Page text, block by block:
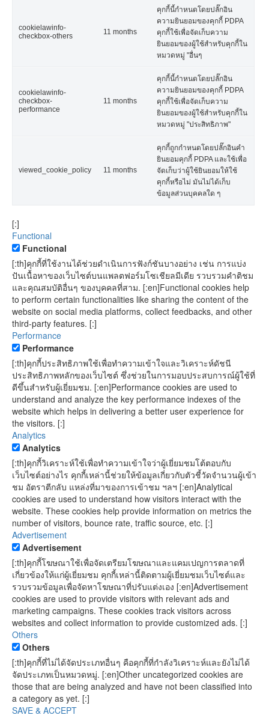
cookielawinfo-
checkbox-others
11 months
คุกกี้นี้กำหนดโดยปลั๊กอิน
ความยินยอมของคุกกี้ PDPA
คุกกี้ใช้เพื่อจัดเก็บความ
ยินยอมของผู้ใช้สำหรับคุกกี้ใน
หมวดหมู่ "อื่นๆ
cookielawinfo-
checkbox-
performance
11 months
คุกกี้นี้กำหนดโดยปลั๊กอิน
ความยินยอมของคุกกี้ PDPA
คุกกี้ใช้เพื่อจัดเก็บความ
ยินยอมของผู้ใช้สำหรับคุกกี้ใน
หมวดหมู่ "ประสิทธิภาพ"
viewed_cookie_policy 11 months
คุกกี้ถูกกำหนดโดยปลั๊กอินคำ
ยินยอมคุกกี้ PDPA และใช้เพื่อ
จัดเก็บว่าผู้ใช้ยินยอมให้ใช้
คุกกี้หรือไม่ มันไม่ได้เก็บ
ข้อมูลส่วนบุคคลใด ๆ
[:]
Functional
Functional
[:th]คุกกี้ที่ใช้งานได้ช่วยดำเนินการฟังก์ชันบางอย่าง เช่น การแบ่ง
ปันเนื้อหาของเว็บไซต์บนแพลตฟอร์มโซเชียลมีเดีย รวบรวมคำติชม
และคุณสมบัติอื่นๆ ของบุคคลที่สาม. [:en]Functional cookies help
to perform certain functionalities like sharing the content of the
website on social media platforms, collect feedbacks, and other
third-party features. [:]
Performance
Performance
[:th]คุกกี้ประสิทธิภาพใช้เพื่อทำความเข้าใจและวิเคราะห์ดัชนี
ประสิทธิภาพหลักของเว็บไซต์ ซึ่งช่วยในการมอบประสบการณ์ผู้ใช้ที่
ดีขึ้นสำหรับผู้เยี่ยมชม. [:en]Performance cookies are used to
understand and analyze the key performance indexes of the
website which helps in delivering a better user experience for
the visitors. [:]
Analytics
Analytics
[:th]คุกกี้วิเคราะห์ใช้เพื่อทำความเข้าใจว่าผู้เยี่ยมชมโต้ตอบกับ
เว็บไซต์อย่างไร คุกกี้เหล่านี้ช่วยให้ข้อมูลเกี่ยวกับตัวชี้วัดจำนวนผู้เข้า
ชม อัตราตีกลับ แหล่งที่มาของการเข้าชม ฯลฯ [:en]Analytical
cookies are used to understand how visitors interact with the
website. These cookies help provide information on metrics the
number of visitors, bounce rate, traffic source, etc. [:]
Advertisement
Advertisement
[:th]คุกกี้โฆษณาใช้เพื่อจัดเตรียมโฆษณาและแคมเปญการตลาดที่
เกี่ยวข้องให้แก่ผู้เยี่ยมชม คุกกี้เหล่านี้ติดตามผู้เยี่ยมชมเว็บไซต์และ
รวบรวมข้อมูลเพื่อจัดหาโฆษณาที่ปรับแต่งเอง [:en]Advertisement
cookies are used to provide visitors with relevant ads and
marketing campaigns. These cookies track visitors across
websites and collect information to provide customized ads. [:]
Others
Others
[:th]คุกกี้ที่ไม่ได้จัดประเภทอื่นๆ คือคุกกี้ที่กำลังวิเคราะห์และยังไม่ได้
จัดประเภทเป็นหมวดหมู่. [:en]Other uncategorized cookies are
those that are being analyzed and have not been classified into
a category as yet. [:]
SAVE & ACCEPT